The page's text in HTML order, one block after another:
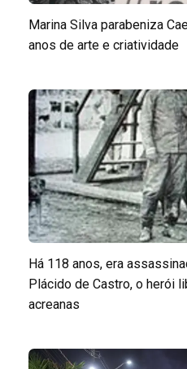
Marina Silva parabeniza
anos de arte e criatividade
Há 118 anos, era
Plácido de Castro, o herói
acreanas